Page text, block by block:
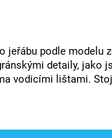
jeřábu podle modelu
detaily, jako
vodicími lištami.